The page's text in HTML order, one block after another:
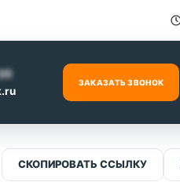
ЗАКАЗАТЬ ЗВОНОК
СКОПИРОВАТЬ ССЫЛКУ